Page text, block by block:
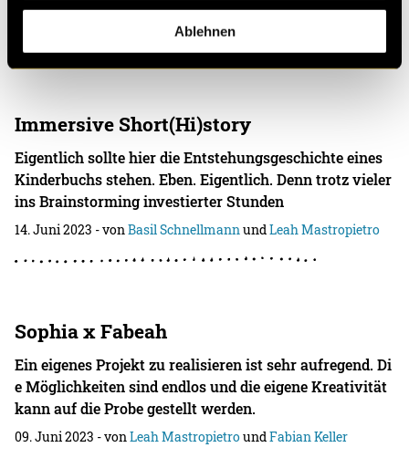
Ablehnen
18. September 2023- vonLeah Mastropietro,Léonie Schaubund
Immersive Short(Hi)story
Eigentlich sollte hier die Entstehungsgeschichte eines
Kinderbuchs stehen. Eben. Eigentlich. Denn trotz vieler
ins Brainstorming investierter Stunden
14. Juni 2023 - vonBasil SchnellmannundLeah Mastropietro
Sophia x Fabeah
Ein eigenes Projekt zu realisieren ist sehr aufregend. Di
e Möglichkeiten sind endlos und die eigene Kreativität
kann auf die Probe gestellt werden.
09. Juni 2023 - vonLeah MastropietroundFabian Keller